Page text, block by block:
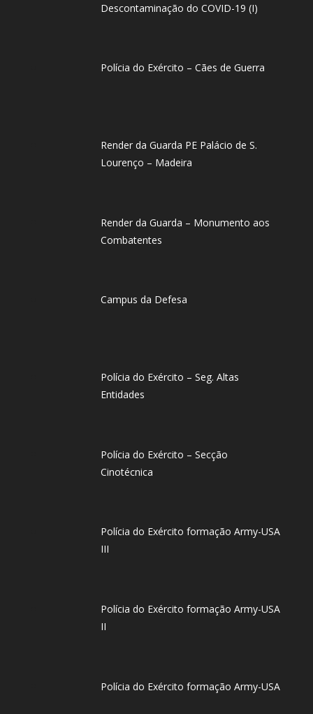
Descontaminação do COVID-19 (I)
Polícia do Exército – Cães de Guerra
Render da Guarda PE Palácio de S.
Lourenço – Madeira
Render da Guarda – Monumento aos
Combatentes
Campus da Defesa
Polícia do Exército – Seg. Altas
Entidades
Polícia do Exército – Secção
Cinotécnica
Polícia do Exército formação Army-USA
III
Polícia do Exército formação Army-USA
II
Polícia do Exército formação Army-USA